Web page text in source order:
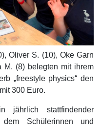
Oliver S. (10), Oke Garn
M. (8) belegten mit ihrem
„freestyle physics“ den
300 Euro.
jährlich stattfindender
dem Schülerinnen und